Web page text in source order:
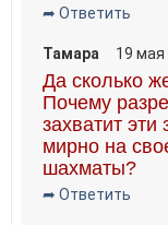
➦ Ответить
Тамара 19 мая
Да сколько
Почему
захватит
мирно на
шахматы?
➦ Ответить